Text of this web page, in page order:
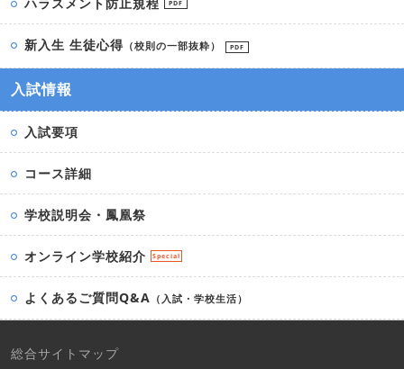
PDF
新入生 生徒心得 （校則の一部抜粋） PDF
入試情報
入試要項
コース詳細
学校説明会・鳳凰祭
オンライン学校紹介 Special
よくあるご質問Q&A （入試・学校生活）
総合サイトマップ